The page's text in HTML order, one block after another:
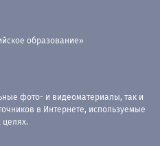
образование»
фото- и видеоматериалы, так и
в Интернете, используемые